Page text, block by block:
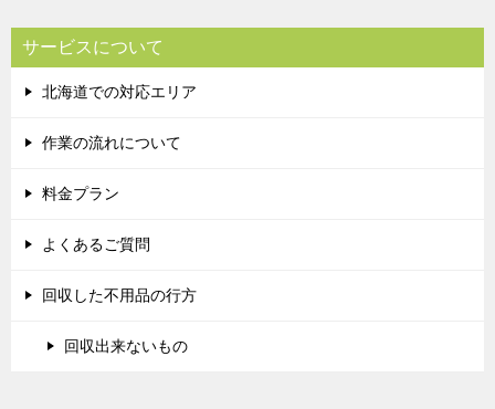
サービスについて
北海道での対応エリア
作業の流れについて
料金プラン
よくあるご質問
回収した不用品の行方
回収出来ないもの